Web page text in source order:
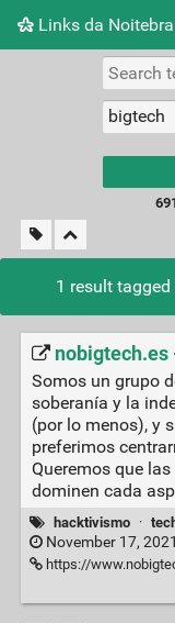
Links da Noitebra
691
1 result tagged
Somos un grupo
soberanía y la
(por lo menos), y
preferimos
Queremos que
dominen cada
hacktivismo ·
November 17,
https://